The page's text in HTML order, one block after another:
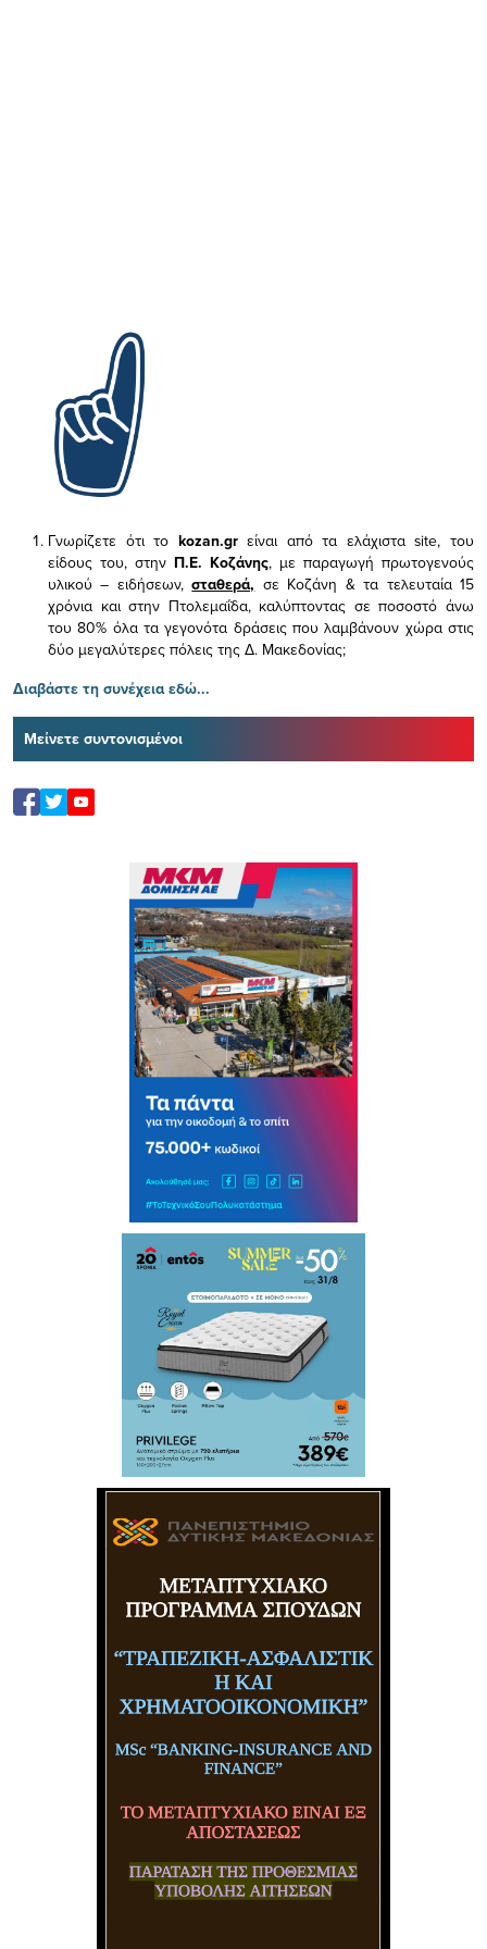
Γνωρίζετε ότι το kozan.gr είναι από τα ελάχισταsite, του
είδους του, στην Π.Ε. Κοζάνης, με παραγωγή πρωτογενούς
υλικού – ειδήσεων,σταθερά, σε Κοζάνη & τα τελευταία 15
χρόνια και στην Πτολεμαΐδα, καλύπτοντας σε ποσοστό άνω
του 80% όλα τα γεγονότα δράσεις που λαμβάνουν χώρα στις
δύο μεγαλύτερες πόλεις της Δ. Μακεδονίας;
Διαβάστε τη συνέχεια εδώ...
Μείνετε συντονισμένοι